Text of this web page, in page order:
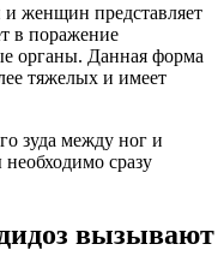
женщин представляет
в поражение
органы. Данная форма
тяжелых и имеет
зуда между ног и
сразу